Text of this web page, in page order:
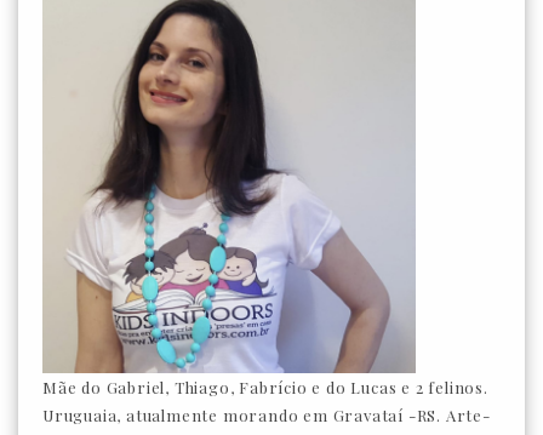
Mãe do Gabriel, Thiago, Fabrício e do Lucas e 2 felinos.
Uruguaia, atualmente morando em Gravataí -RS. Arte-